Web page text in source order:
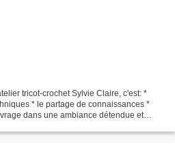
tricot-crochet Sylvie Claire, c'est: *
* le partage de connaissances *
dans une ambiance détendue et